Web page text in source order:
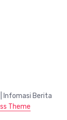
| Infomasi Berita
Theme